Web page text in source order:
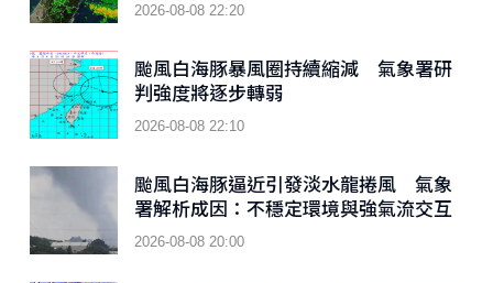
2026-08-08 22:20
颱風白海豚暴風圈持續縮減 氣象署研
判強度將逐步轉弱
2026-08-08 22:10
颱風白海豚逼近引發淡水龍捲風 氣象
署解析成因：不穩定環境與強氣流交互
作用
2026-08-08 20:00